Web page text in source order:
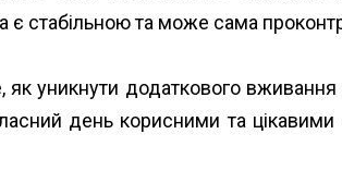
є стабільною та може сама
як уникнути додаткового
день корисними та